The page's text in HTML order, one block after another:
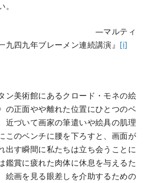
ルティ
九四九年ブレーメン連続講演』 [i]
ン美術館にあるクロード・モネの絵
の正面やや離れた位置にひとつのベ
近づいて画家の筆遣いや絵具の肌理
このベンチに腰を下ろすと、画面が
出す瞬間に私たちは立ち会うことに
鑑賞に疲れた肉体に休息を与えるた
絵画を見る眼差しを介助するための